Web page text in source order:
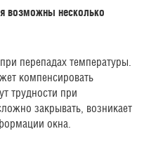
возможны несколько
перепадах температуры.
компенсировать
трудности при
закрывать, возникает
окна.